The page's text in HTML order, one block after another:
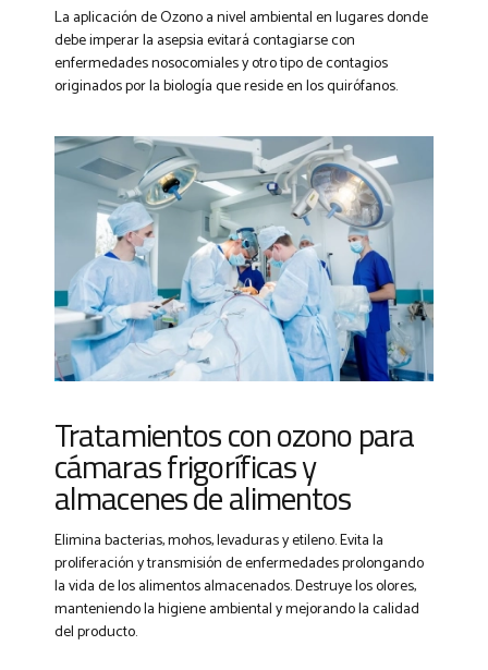
La aplicación de Ozono a nivel ambiental en lugares donde
debe imperar la asepsia evitará contagiarse con
enfermedades nosocomiales y otro tipo de contagios
originados por la biología que reside en los quirófanos.
Tratamientos con ozono para
cámaras frigoríficas y
almacenes de alimentos
Elimina bacterias, mohos, levaduras y etileno. Evita la
proliferación y transmisión de enfermedades prolongando
la vida de los alimentos almacenados. Destruye los olores,
manteniendo la higiene ambiental y mejorando la calidad
del producto.